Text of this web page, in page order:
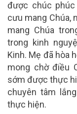
được chúc
cưu mang Chúa,
mang Chúa
trong kinh
Kinh. Mẹ đã hòa
mong chờ điều
sớm được thực
chuyên tâm
thực hiện.